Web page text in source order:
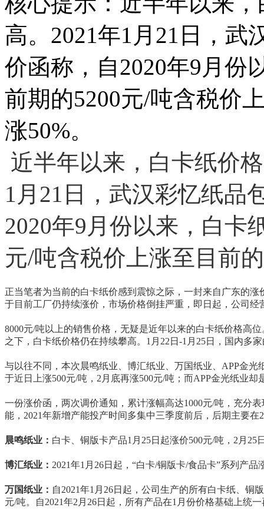
高。2021年1月21日，武
价函称，自2020年9月份
前期的5200元/吨含税价
涨50%。
近半年以来，白卡纸价
1月21日，武汉彩忆纸品
2020年9月份以来，白卡
元/吨含税价上涨至目前
正当笔者为当前的白卡纸价感到震惊之际，一封来自广东的
于目前工厂仍持续涨价，市场价格倒挂严重，即日起，公司经
8000元/吨以上的销售价格，无疑是近年以来的白卡纸价格高
之下，白卡纸价格仍在持续攀高。1月22日-1月25日，国内多
与以往不同，本次晨鸣纸业、博汇纸业、万国纸业、APP金
于近日上涨500元/吨，2月底再涨500元/吨；而APP金光纸业却
一份涨价函，两次调价通知，累计涨幅高达1000元/吨，充分
能，2021年新增产能投产时间多集中三季度前后，后期主要
晨鸣纸业： 白卡、铜版卡产品1月25日起涨价500元/吨，2月25
博汇纸业： 2021年1月26日起，“白卡/铜版卡/食品卡”系列产
万国纸业： 自2021年1月26日起，公司生产的所有白卡纸、铜
元/吨。自2021年2月26日起，所有产品在1月份价格基础上统